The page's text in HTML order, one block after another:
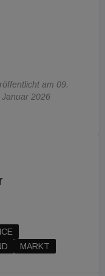
am 09.
2026
MARKT